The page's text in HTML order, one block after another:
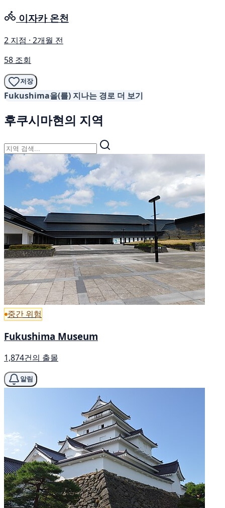
이자카 온천
2 지점 · 2개월 전
58 조회
저장
Fukushima을(를) 지나는 경로 더 보기
후쿠시마현의 지역
중간 위험
Fukushima Museum
1,874건의 출몰
알림